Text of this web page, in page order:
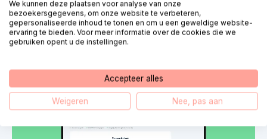
Últimas noticias
We kunnen deze plaatsen voor analyse van onze
bezoekersgegevens, om onze website te verbeteren,
gepersonaliseerde inhoud te tonen en om u een geweldige website-
ervaring te bieden. Voor meer informatie over de cookies die we
gebruiken opent u de instellingen.
Accepteer alles
Weigeren Nee, pas aan